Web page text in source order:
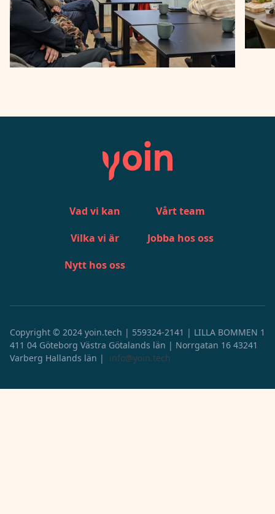
Vad vi kan
Vilka vi är
Nytt hos oss
Vårt team
Jobba hos oss
Copyright © 2024 yoin.tech | 559324-2141 | LILLA BOMMEN 1
411 04 Göteborg Västra Götalands län | Norrgatan 16 43241
Varberg Hallands län | info@yoin.tech